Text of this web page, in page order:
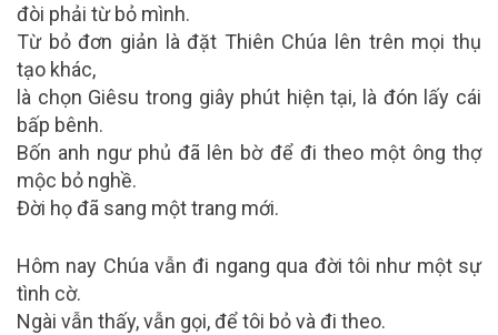
đòi phải từ bỏ mình.
Từ bỏ đơn giản là đặt Thiên Chúa lên trên mọi thụ
tạo khác,
là chọn Giêsu trong giây phút hiện tại, là đón lấy cái
bấp bênh.
Bốn anh ngư phủ đã lên bờ để đi theo một ông thợ
mộc bỏ nghề.
Đời họ đã sang một trang mới.
Hôm nay Chúa vẫn đi ngang qua đời tôi như một sự
tình cờ.
Ngài vẫn thấy, vẫn gọi, để tôi bỏ và đi theo.